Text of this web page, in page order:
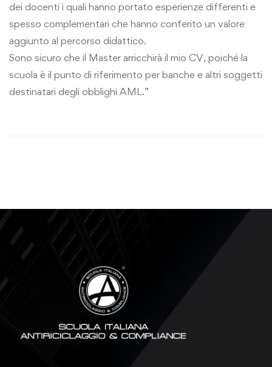
dei docenti i quali hanno portato esperienze differenti e
spesso complementari che hanno conferito un valore
aggiunto al percorso didattico.
Sono sicuro che il Master arricchirà il mio CV, poiché la
scuola è il punto di riferimento per banche e altri soggetti
destinatari degli obblighi AML.”